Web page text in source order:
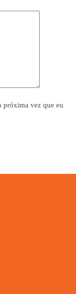
próxima vez que eu